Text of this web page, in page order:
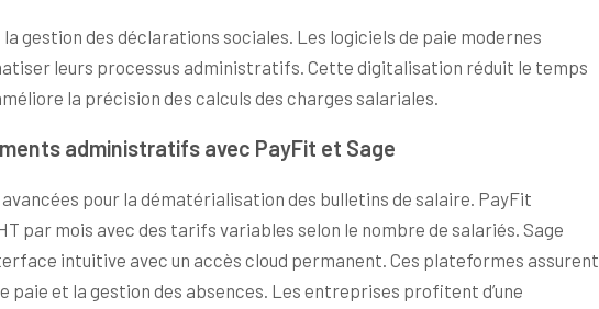
gestion des déclarations sociales. Les logiciels de paie modernes
leurs processus administratifs. Cette digitalisation réduit le temps
la précision des calculs des charges salariales.
administratifs avec PayFit et Sage
pour la dématérialisation des bulletins de salaire. PayFit
par mois avec des tarifs variables selon le nombre de salariés. Sage
intuitive avec un accès cloud permanent. Ces plateformes assurent
paie et la gestion des absences. Les entreprises profitent d’une